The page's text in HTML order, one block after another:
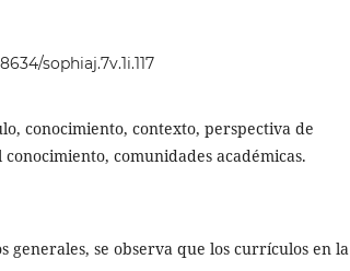
sophiaj.7v.1i.117
conocimiento, contexto, perspectiva de
comunidades académicas.
generales, se observa que los currículos en la